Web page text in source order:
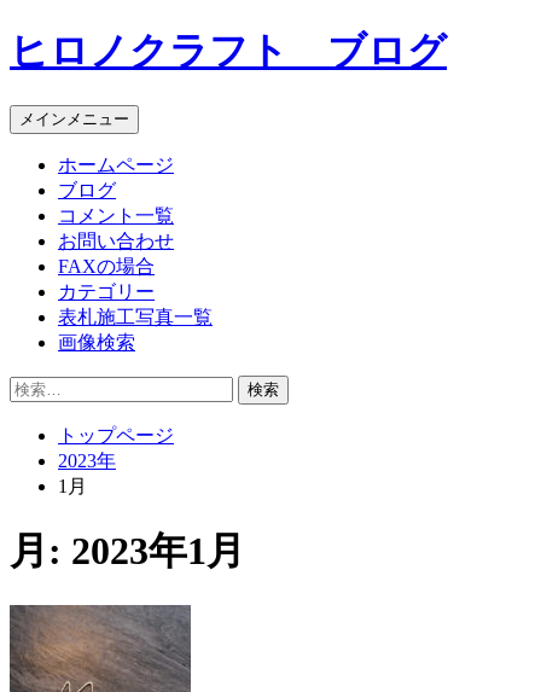
コ
ン
ン
ツ
ヒロノクラフト ブログ
メインメニュー
ホームページ
ブログ
コメント一覧
お問い合わせ
FAXの場合
カテゴリー
表札施工写真一覧
画像検索
検
トップページ
2023年
1月
月: 2023年1月